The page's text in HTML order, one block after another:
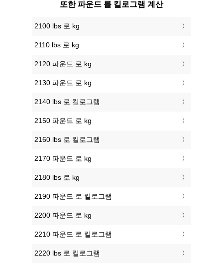
또한 파운드 를 킬로그램 계산
2100 lbs 로 kg
2110 lbs 로 kg
2120 파운드 로 kg
2130 파운드 로 kg
2140 lbs 로 킬로그램
2150 파운드 로 kg
2160 lbs 로 킬로그램
2170 파운드 로 kg
2180 lbs 로 kg
2190 파운드 로 킬로그램
2200 파운드 로 kg
2210 파운드 로 킬로그램
2220 lbs 로 킬로그램